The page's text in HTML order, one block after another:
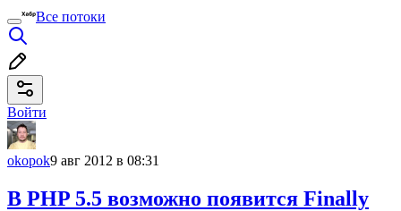
Все потоки
Войти
okopok9 авг 2012 в 08:31
В PHP 5.5 возможно появится Finally